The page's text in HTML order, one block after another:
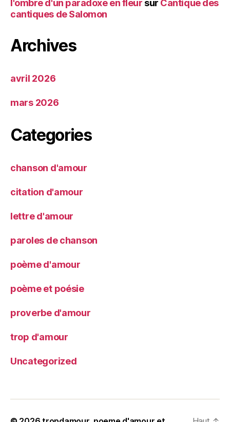
l'ombre d'un paradoxe en fleur sur Cantique des
cantiques de Salomon
Archives
avril 2026
mars 2026
Categories
chanson d'amour
citation d'amour
lettre d'amour
paroles de chanson
poème d'amour
poème et poésie
proverbe d'amour
trop d'amour
Uncategorized